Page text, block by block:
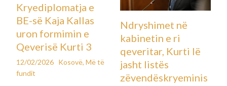
Kryediplomatja e
BE-së Kaja Kallas
uron formimin e
Qeverisë Kurti 3
12/02/2026 Kosovë,Më të
fundit
Ndryshimet në
kabinetin e ri
qeveritar, Kurti lë
jasht listës
zëvendëskryeminis